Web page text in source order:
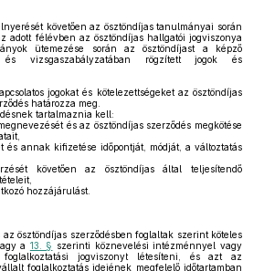
követően az ösztöndíjas tanulmányai során
adott félévben az ösztöndíjas hallgatói jogviszonya
ütemezése során az ösztöndíjast a képző
vizsgaszabályzatában rögzített jogok és
jogokat és kötelezettségeket az ösztöndíjas
határozza meg.
tartalmaznia kell:
és az ösztöndíjas szerződés megkötése
és annak kifizetése időpontját, módját, a változtatás
követően az ösztöndíjas által teljesítendő
hozzájárulást.
az ösztöndíjas szerződésben foglaltak szerint köteles
a 13. § szerinti köznevelési intézménnyel vagy
foglalkoztatási jogviszonyt létesíteni, és azt az
foglalkoztatás idejének megfelelő időtartamban